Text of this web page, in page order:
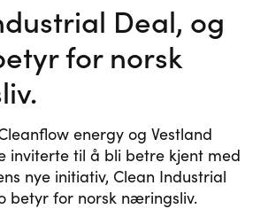
Deal, og
for norsk
energy og Vestland
inviterte til å bli betre kjent med
nye initiativ, Clean Industrial
betyr for norsk næringsliv.